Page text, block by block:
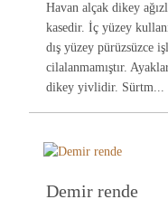
Havan alçak dikey
kasedir. İç yüzey
dış yüzey pürüzsüzce
cilalanmamıştır.
dikey yivlidir. Sürtm...
Demir rende